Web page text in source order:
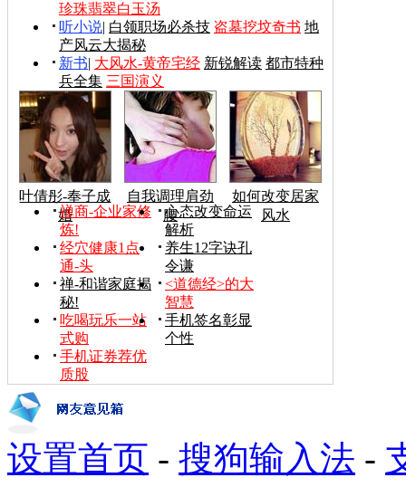
珍珠翡翠白玉汤
听小说| 白领职场必杀技 盗墓挖坟奇书 地
产风云大揭秘
新书| 大风水-黄帝宅经 新锐解读 都市特种
兵全集 三国演义
叶倩彤-奉子成
婚
自我调理肩劲
腰
如何改变居家
风水
禅商-企业家修
炼!
心态改变命运
解析
经穴健康1点
通-头
养生12字诀孔
令谦
禅-和谐家庭揭
秘!
<道德经>的大
智慧
吃喝玩乐一站
式购
手机签名彰显
个性
手机证券荐优
质股
设置首页 - 搜狗输入法 -